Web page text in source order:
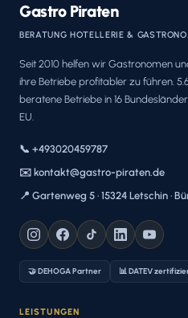
Gastro Piraten
BERATUNG HOTELLERIE &
Seit 2010 helfen wir Gastronomen
ihre Betriebe profitabler zu führen.
beratene Betriebe in 16
EU.
📞 +493020459787
✉️ kontakt@gastro-piraten.de
📍 Gartenweg 5 · 15324 Letschin ·
🤝 DEHOGA Partner 📊 DATEV
LEISTUNGEN